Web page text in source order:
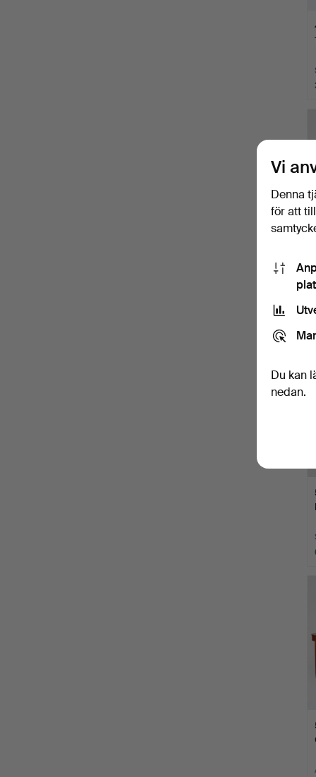
Vi
Denna
för att
Du kan
nedan.